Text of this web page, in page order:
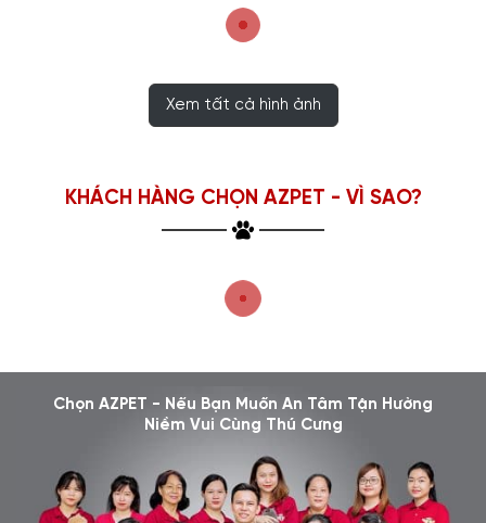
Xem tất cả hình ảnh
KHÁCH HÀNG CHỌN AZPET - VÌ SAO?
Chọn AZPET - Nếu Bạn Muốn An Tâm Tận Hưởng
Niềm Vui Cùng Thú Cưng